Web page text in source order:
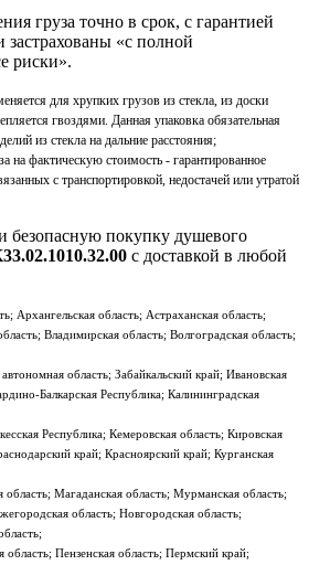
груза точно в срок, с гарантией
застрахованы «с полной
риски».
для хрупких грузов из стекла, из доски
гвоздями. Данная упаковка обязательная
из стекла на дальние расстояния;
на фактическую стоимость - гарантированное
с транспортировкой, недостачей или утратой
безопасную покупку душевого
с доставкой в любой
Архангельская область; Астраханская область;
Владимирская область; Волгоградская область;
область; Забайкальский край; Ивановская
Балкарская Республика; Калининградская
Республика; Кемеровская область; Кировская
край; Красноярский край; Курганская
область; Магаданская область; Мурманская область;
область; Новгородская область;
область; Пензенская область; Пермский край;